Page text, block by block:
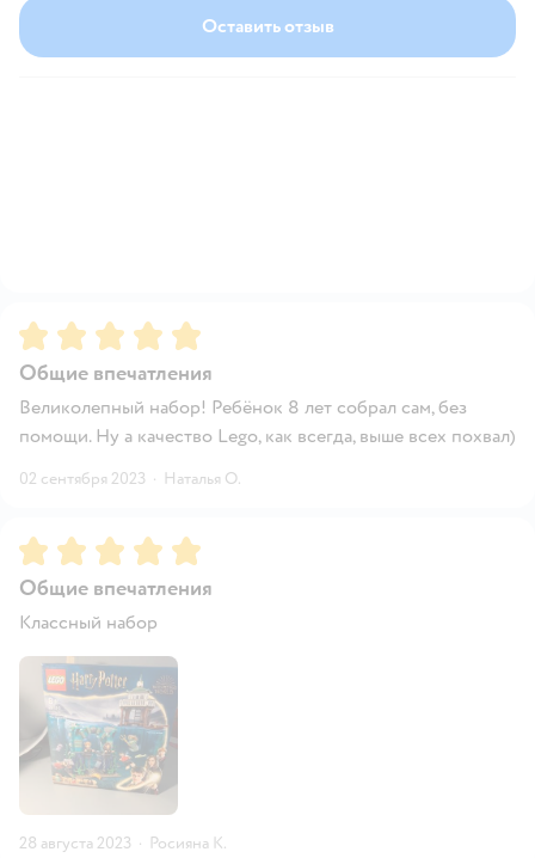
Оставить отзыв
Рейтинг:5
Общие впечатления
Великолепный набор! Ребёнок 8 лет собрал сам, без
помощи. Ну а качество Lego, как всегда, выше всех похвал)
02 сентября 2023 · Наталья О.
Рейтинг:5
Общие впечатления
Классный набор
28 августа 2023 · Росияна К.